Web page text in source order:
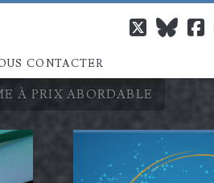
CONTACTER
twitter
À PRIX ABORDABLE
Barre